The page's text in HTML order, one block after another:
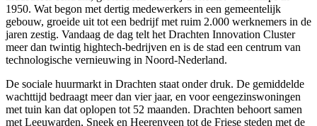
1950. Wat begon met dertig medewerkers in een gemeentelijk
gebouw, groeide uit tot een bedrijf met ruim 2.000 werknemers in de
jaren zestig. Vandaag de dag telt het Drachten Innovation Cluster
meer dan twintig hightech-bedrijven en is de stad een centrum van
technologische vernieuwing in Noord-Nederland.
De sociale huurmarkt in Drachten staat onder druk. De gemiddelde
wachttijd bedraagt meer dan vier jaar, en voor eengezinswoningen
met tuin kan dat oplopen tot 52 maanden. Drachten behoort samen
met Leeuwarden, Sneek en Heerenveen tot de Friese steden met de